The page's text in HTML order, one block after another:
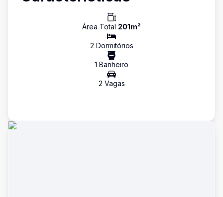
Área Total 201m²
2 Dormitórios
1 Banheiro
2 Vagas